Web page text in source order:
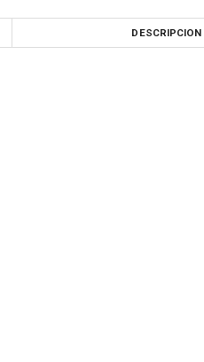
DESCRIPCION